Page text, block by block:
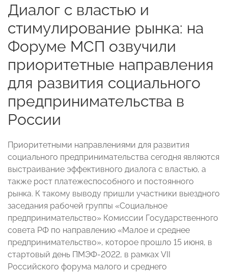
Диалог с властью и
стимулирование рынка: на
Форуме МСП озвучили
приоритетные направления
для развития социального
предпринимательства в
России
Приоритетными направлениями для развития
социального предпринимательства сегодня являются
выстраивание эффективного диалога с властью, а
также рост платежеспособного и постоянного
рынка. К такому выводу пришли участники выездного
заседания рабочей группы «Социальное
предпринимательство» Комиссии Государственного
совета РФ по направлению «Малое и среднее
предпринимательство», которое прошло 15 июня, в
стартовый день ПМЭФ-2022, в рамках VII
Российского форума малого и среднего